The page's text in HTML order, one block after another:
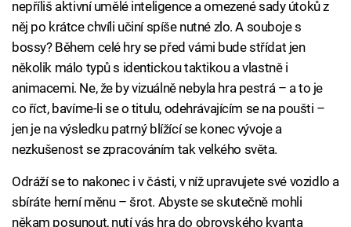
nepříliš aktivní umělé inteligence a omezené sady útoků z
něj po krátce chvíli učiní spíše nutné zlo. A souboje s
bossy? Během celé hry se před vámi bude střídat jen
několik málo typů s identickou taktikou a vlastně i
animacemi. Ne, že by vizuálně nebyla hra pestrá – a to je
co říct, bavíme-li se o titulu, odehrávajícím se na poušti –
jen je na výsledku patrný blížící se konec vývoje a
nezkušenost se zpracováním tak velkého světa.
Odráží se to nakonec i v části, v níž upravujete své vozidlo a
sbíráte herní měnu – šrot. Abyste se skutečně mohli
někam posunout, nutí vás hra do obrovského kvanta